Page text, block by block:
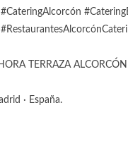
TERRAZA
· España.